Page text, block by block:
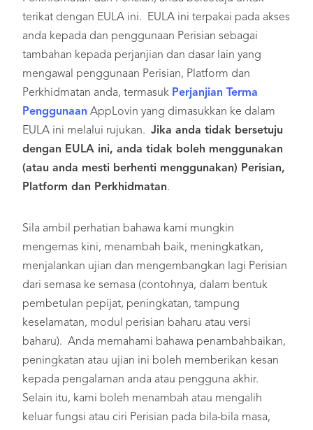
terikat dengan EULA ini. EULA ini terpakai pada akses
anda kepada dan penggunaan Perisian sebagai
tambahan kepada perjanjian dan dasar lain yang
mengawal penggunaan Perisian, Platform dan
Perkhidmatan anda, termasuk Perjanjian Terma
Penggunaan AppLovin yang dimasukkan ke dalam
EULA ini melalui rujukan. Jika anda tidak bersetuju
dengan EULA ini, anda tidak boleh menggunakan
(atau anda mesti berhenti menggunakan) Perisian,
Platform dan Perkhidmatan.
Sila ambil perhatian bahawa kami mungkin
mengemas kini, menambah baik, meningkatkan,
menjalankan ujian dan mengembangkan lagi Perisian
dari semasa ke semasa (contohnya, dalam bentuk
pembetulan pepijat, peningkatan, tampung
keselamatan, modul perisian baharu atau versi
baharu). Anda memahami bahawa penambahbaikan,
peningkatan atau ujian ini boleh memberikan kesan
kepada pengalaman anda atau pengguna akhir.
Selain itu, kami boleh menambah atau mengalih
keluar fungsi atau ciri Perisian pada bila-bila masa,